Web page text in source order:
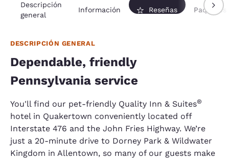
Descripción
general
Información Reseñas Paquetes
DESCRIPCIÓN GENERAL
Dependable, friendly
Pennsylvania service
You'll find our pet-friendly Quality Inn & Suites®
hotel in Quakertown conveniently located off
Interstate 476 and the John Fries Highway. We’re
just a 20-minute drive to Dorney Park & Wildwater
Kingdom in Allentown, so many of our guests make